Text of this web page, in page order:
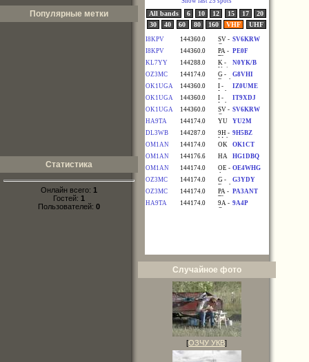
Популярные метки
Статистика
Онлайн всего: 1
Гостей: 1
Пользователей: 0
Случайное фото
[ОЗЧУ УКВ]